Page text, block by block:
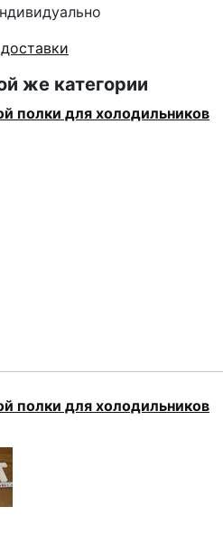
же категории
полки для холодильников
полки для холодильников